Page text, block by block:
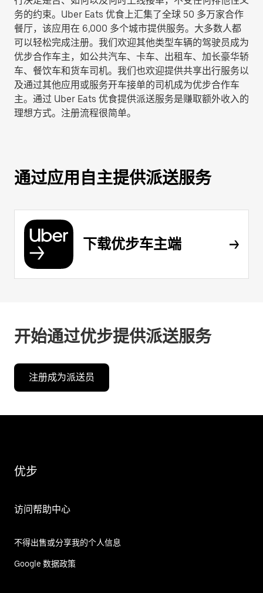
务的约束。Uber Eats 优食上汇集了全球 50 多万家合作
餐厅，该应用在 6,000 多个城市提供服务。大多数人都
可以轻松完成注册。我们欢迎其他类型车辆的驾驶员成为
优步合作车主，如公共汽车、卡车、出租车、加长豪华轿
车、餐饮车和货车司机。我们也欢迎提供共享出行服务以
及通过其他应用或服务开车接单的司机成为优步合作车
主。通过 Uber Eats 优食提供派送服务是赚取额外收入的
理想方式。注册流程很简单。
通过应用自主提供派送服务
下载优步车主端
开始通过优步提供派送服务
注册成为派送员
优步
访问帮助中心
不得出售或分享我的个人信息
Google 数据政策